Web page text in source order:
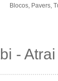
Blocos, Pavers,
-